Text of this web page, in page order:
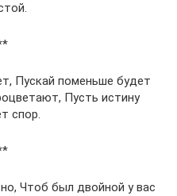
Пускай поменьше будет
Пусть истину
спор.
Чтоб был двойной у вас